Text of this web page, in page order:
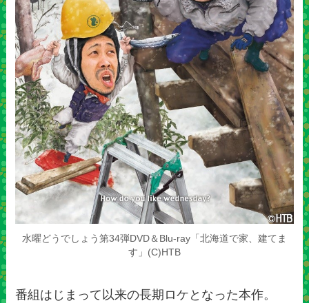
水曜どうでしょう第34弾DVD＆Blu-ray「北海道で家、建てま
す」(C)HTB
番組はじまって以来の長期ロケとなった本作。